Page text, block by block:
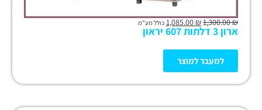
₪
1,300.00
₪ כולל מע"מ
ארון 3 דלתות 607 יראון
למעבר למוצר